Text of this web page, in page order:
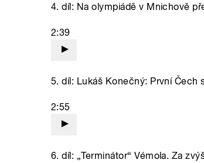
4. díl: Na olympiádě v Mnichově
2:39
5. díl: Lukáš Konečný: První Čech
2:55
6. díl: „Terminátor“ Vémola. Za